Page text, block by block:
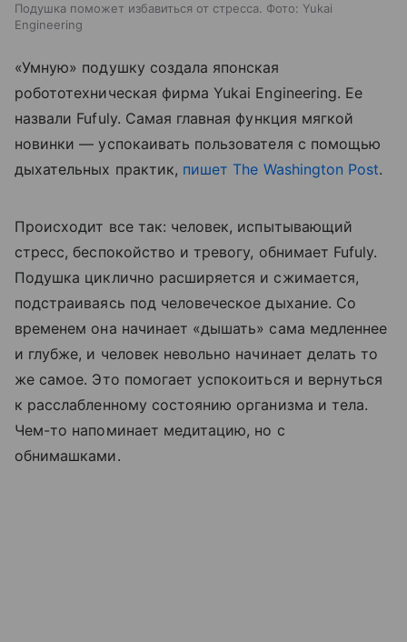
Подушка поможет избавиться от стресса. Фото: Yukai
Engineering
«Умную» подушку создала японская
робототехническая фирма Yukai Engineering. Ее
назвали Fufuly. Самая главная функция мягкой
новинки— успокаивать пользователя с помощью
дыхательных практик, пишет The Washington Post.
Происходит все так: человек, испытывающий
стресс, беспокойство и тревогу, обнимает Fufuly.
Подушка циклично расширяется и сжимается,
подстраиваясь под человеческое дыхание. Со
временем она начинает «дышать» сама медленнее
и глубже, и человек невольно начинает делать то
же самое. Это помогает успокоиться и вернуться
к расслабленному состоянию организма и тела.
Чем-то напоминает медитацию, но с
обнимашками.